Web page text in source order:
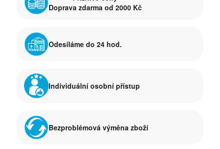
Doprava zdarma od 2000 Kč
Odesíláme do 24 hod.
Individuální osobní přístup
Bezproblémová výměna zboží